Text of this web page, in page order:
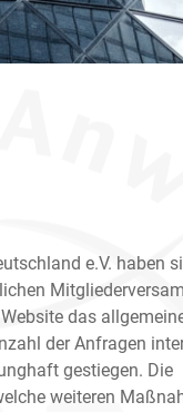
e.V. haben
das
der Anfragen
gestiegen. Die
weiteren